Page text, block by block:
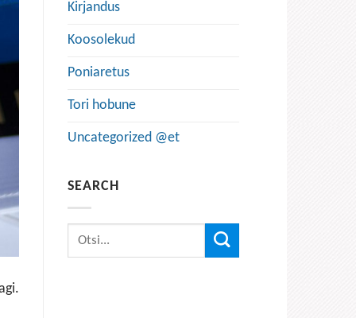
Kirjandus
Koosolekud
Poniaretus
Tori hobune
Uncategorized @et
SEARCH